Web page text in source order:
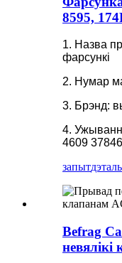
8595,
1. Назва
фарсункі
2. Нумар
3. Брэнд:
4.
4609
запытдэталь
Befrag